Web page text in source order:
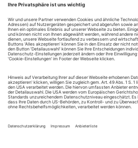
sie sich eines Obdachlosen mit
im Haus...
Warum Tänzerkongress?
1927 fand der Erste Deutsche
Befreiung des Tanzes vom Theater.
In den 1920er Jahren hatte sich der
Tanz als Teil der
zu einer Art Massenbewegung
von Teilnehmern, deren